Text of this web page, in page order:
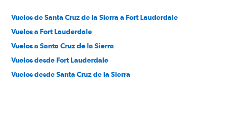
Vuelos de Santa Cruz de la Sierra a Fort Lauderdale
Vuelos a Fort Lauderdale
Vuelos a Santa Cruz de la Sierra
Vuelos desde Fort Lauderdale
Vuelos desde Santa Cruz de la Sierra